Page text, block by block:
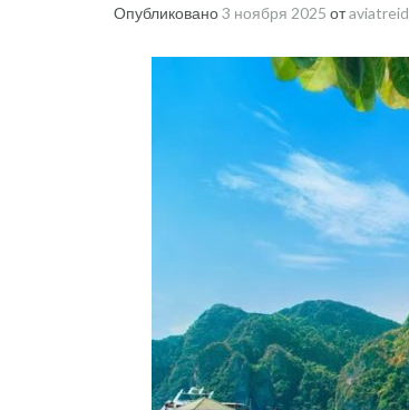
Опубликовано3 ноября 2025 от